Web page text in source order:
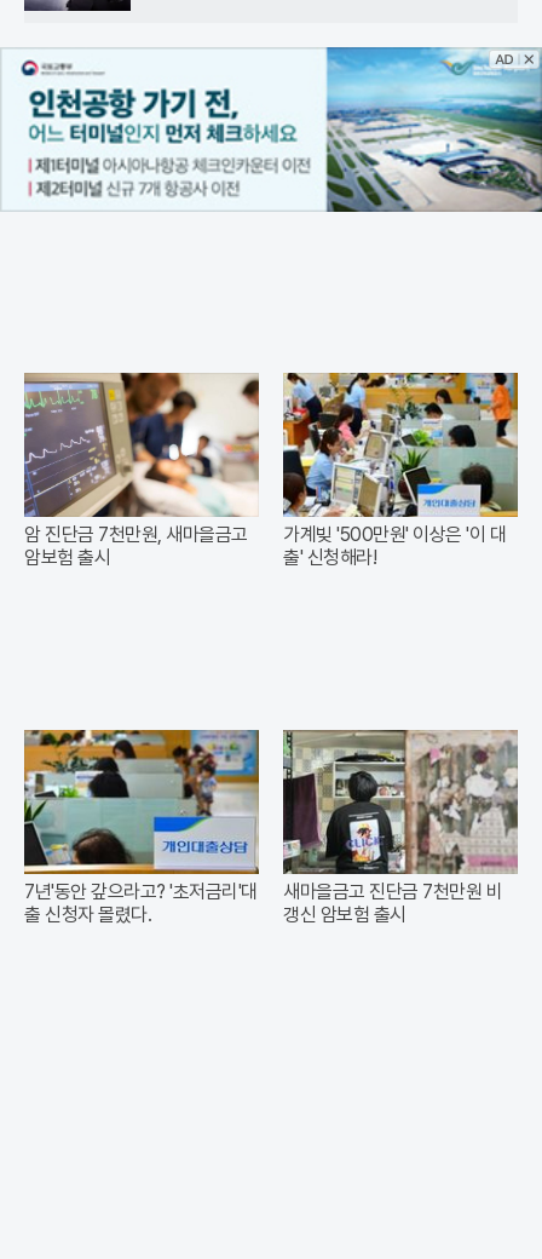
암 진단금 7천만원, 새마을금고
암보험 출시
가계빚 '500만원' 이상은 '이 대
출' 신청해라!
7년'동안 갚으라고? '초저금리'대
출 신청자 몰렸다.
새마을금고 진단금 7천만원 비
갱신 암보험 출시